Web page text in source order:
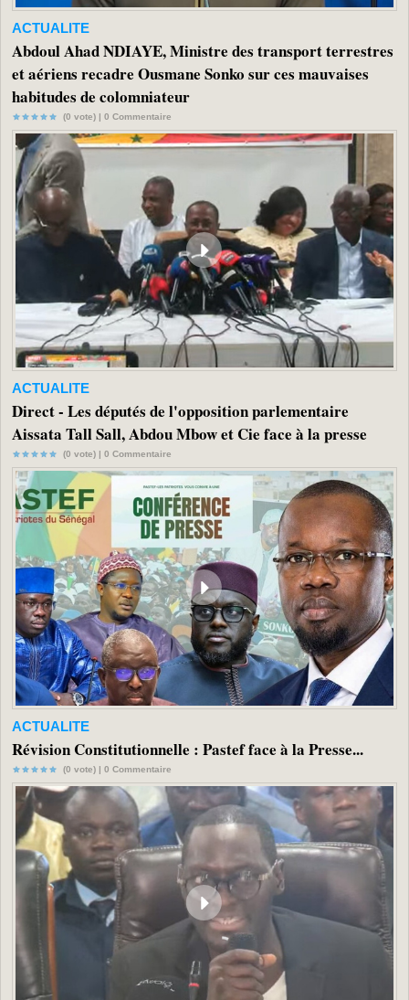
ACTUALITE
Abdoul Ahad NDIAYE, Ministre des transport terrestres
et aériens recadre Ousmane Sonko sur ces mauvaises
habitudes de colomniateur
(0 vote) | 0 Commentaire
ACTUALITE
Direct - Les députés de l'opposition parlementaire
Aissata Tall Sall, Abdou Mbow et Cie face à la presse
(0 vote) | 0 Commentaire
ACTUALITE
Révision Constitutionnelle : Pastef face à la Presse...
(0 vote) | 0 Commentaire